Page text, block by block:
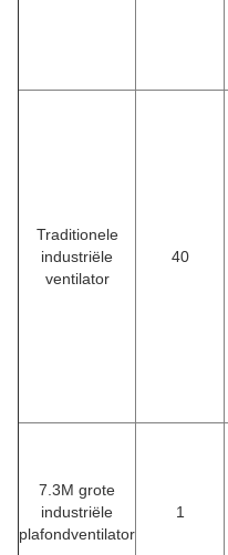
Traditionele
industriële
ventilator
40
7.3M grote
industriële
plafondventilator
1